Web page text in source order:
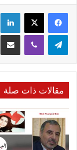
فيسبوك
مقالات ذات صلة